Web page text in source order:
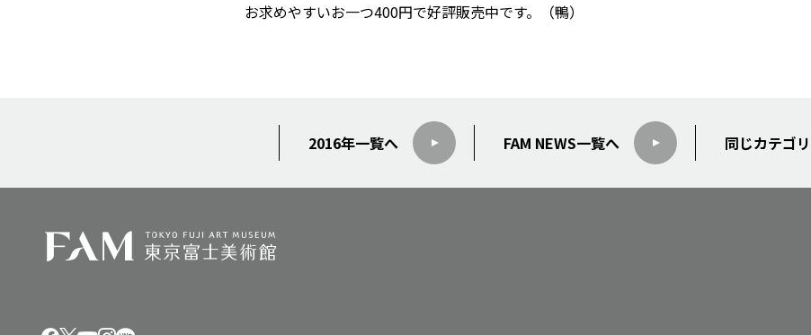
お求めやすいお一つ400円で好評販売中です。（鴨）
2016年一覧へ FAM NEWS一覧へ 同じカテゴリ